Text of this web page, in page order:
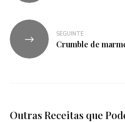
SEGUINTE
Crumble de
Outras Receitas que